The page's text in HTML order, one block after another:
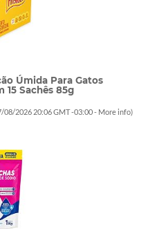
Úmida Para Gatos
Sachês 85g
08/2026 20:06 GMT -03:00 - More info)